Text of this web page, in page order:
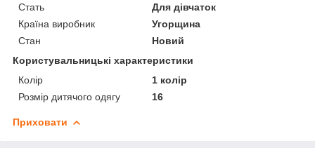
Стать
Для дівчаток
Країна виробник
Угорщина
Стан
Новий
Користувальницькі характеристики
Колір
1 колір
Розмір дитячого одягу
16
Приховати